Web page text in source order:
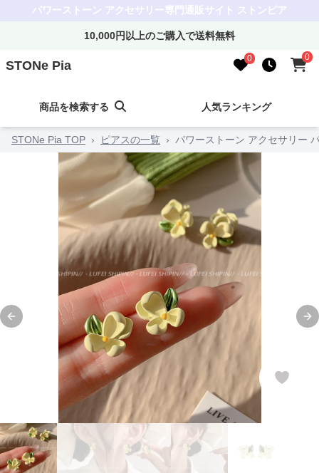
パワーストーン アクセサリー専門通販サイト ストンピア
10,000円以上のご購入で送料無料
STONe Pia 0 0
商品を検索する 人気ランキング
STONe Pia TOP › ピアスの一覧 › パワーストーン アクセサリー
Previous slide